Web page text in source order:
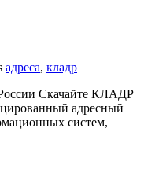
адреса, кладр
Скачайте КЛАДР
адресный
систем,